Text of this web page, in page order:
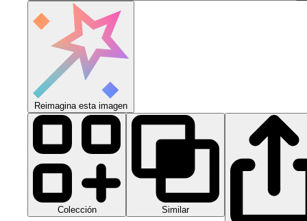
Reimagina esta imagen
Colección Similar